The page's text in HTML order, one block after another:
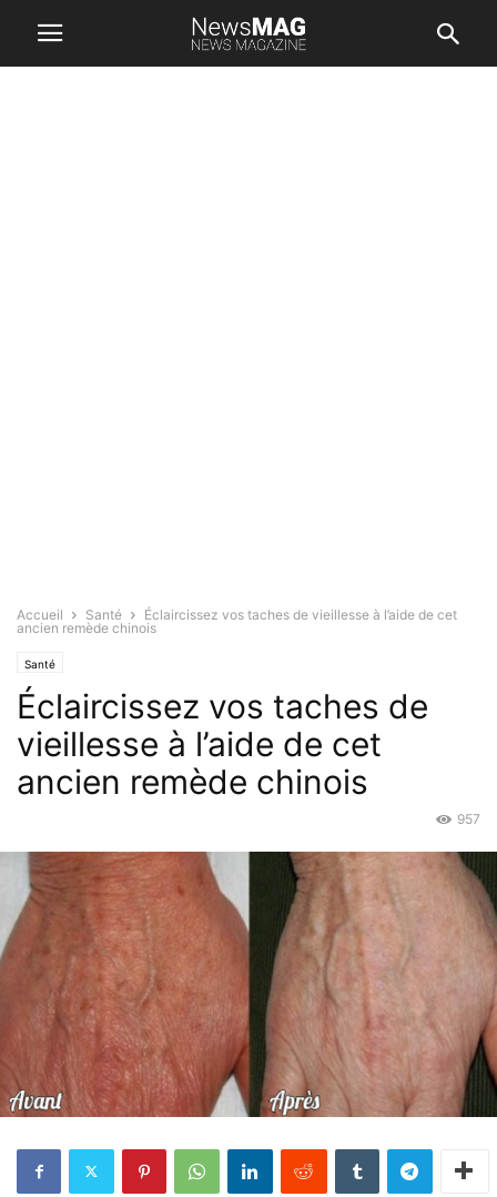
Accueil Santé
Éclaircissez vos taches de vieillesse à l’aide de cet
ancien remède chinois
Santé
Éclaircissez vos taches de
vieillesse à l’aide de cet
ancien remède chinois
957